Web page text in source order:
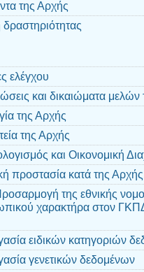
της Αρχής
ελέγχου
και δικαιώματα μελών
της Αρχής
της Αρχής
και Οικονομική
προστασία κατά της Αρχής
της εθνικής
χαρακτήρα στον
ειδικών κατηγοριών
γενετικών δεδομένων